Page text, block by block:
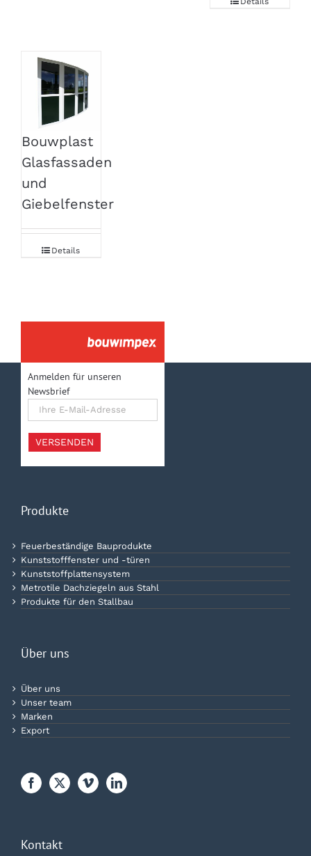
Bouwplast
Glasfassaden
und
Giebelfenster
Details
Anmelden für unseren
Newsbrief
Adresse
VERSENDEN
Produkte
Feuerbeständige Bauprodukte
Kunststofffenster und -türen
Kunststoffplattensystem
Metrotile Dachziegeln aus Stahl
Produkte für den Stallbau
Über uns
Über uns
Unser team
Marken
Export
Kontakt